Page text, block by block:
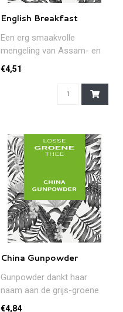
English Breakfast
Een erg smaakvolle
mengeling van Assam- en
Ceylonthee. Het resultaat is
een tas..
€4,51
China Gunpowder
Gunpowder dankt haar
naam aan de grijs-groene
balletjes van opgerolde
€4,84